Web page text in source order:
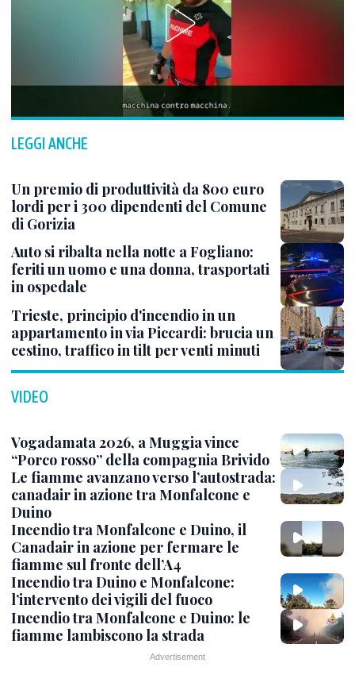
LEGGI ANCHE
Un premio di produttività da 800 euro
lordi per i 300 dipendenti del Comune
di Gorizia
Auto si ribalta nella notte a Fogliano:
feriti un uomo e una donna, trasportati
in ospedale
Trieste, principio d'incendio in un
appartamento in via Piccardi: brucia un
cestino, traffico in tilt per venti minuti
VIDEO
Vogadamata 2026, a Muggia vince
“Porco rosso” della compagnia Brivido
Le fiamme avanzano verso l’autostrada:
canadair in azione tra Monfalcone e
Duino
Incendio tra Monfalcone e Duino, il
Canadair in azione per fermare le
fiamme sul fronte dell’A4
Incendio tra Duino e Monfalcone:
l’intervento dei vigili del fuoco
Incendio tra Monfalcone e Duino: le
fiamme lambiscono la strada